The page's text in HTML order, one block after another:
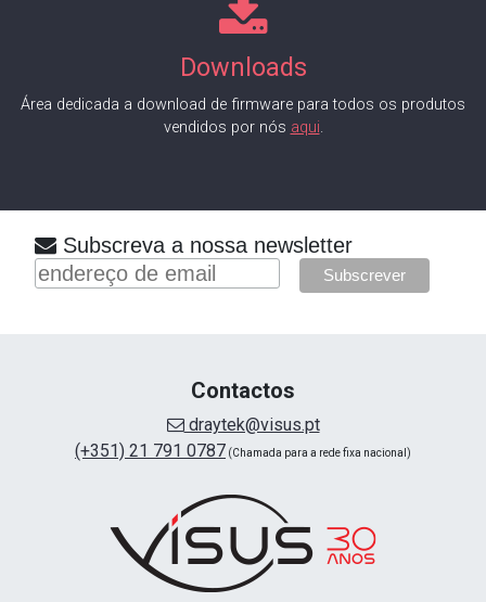
Downloads
Área dedicada a download de firmware para todos os produtos
vendidos por nós aqui.
Subscreva a nossa newsletter
Contactos
draytek@visus.pt
(+351) 21 791 0787 (Chamada para a rede fixa nacional)